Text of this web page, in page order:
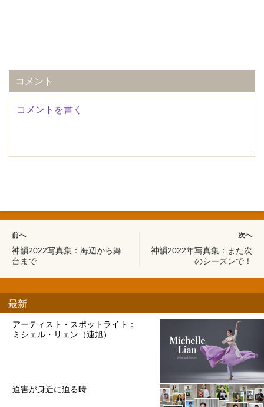
コメント
前へ
神韻2022写真集：海辺から舞
台まで
次へ
神韻2022年写真集：また次
のシーズンで！
最新
アーティスト・スポットライト：
ミシェル・リェン（連旭）
迫害が身近に迫る時